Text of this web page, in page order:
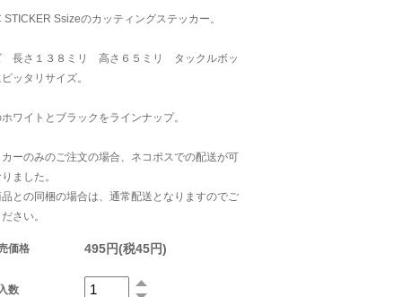
STICKER Ssizeのカッティングステッカー。
長さ１３８ミリ 高さ６５ミリ タックルボッ
ッタリサイズ。
ワイトとブラックをラインナップ。
ーのみのご注文の場合、ネコポスでの配送が可
ました。
との同梱の場合は、通常配送となりますのでご
さい。
価格 495円(税45円)
数